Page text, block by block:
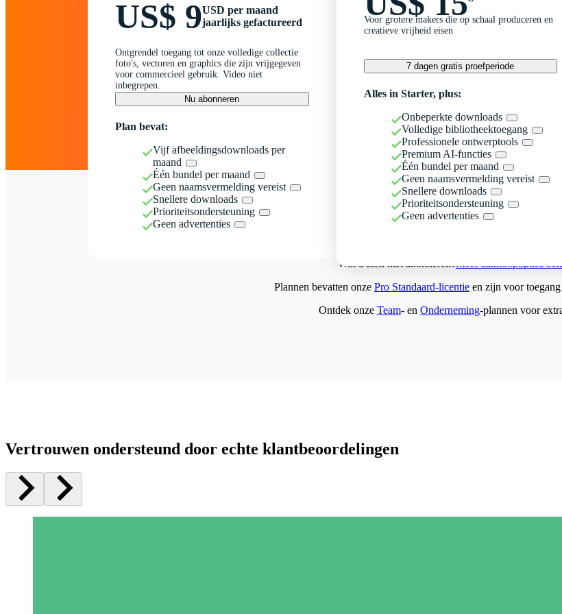
US$ 9USD per maand
jaarlijks gefactureerd
Ontgrendel toegang tot onze volledige collectie
foto's, vectoren en graphics die zijn vrijgegeven
voor commercieel gebruik. Video niet
inbegrepen.
Nu abonneren
Plan bevat:
Vijf afbeeldingsdownloads per
maand
Één bundel per maand
Geen naamsvermelding vereist
Snellere downloads
Prioriteitsondersteuning
Geen advertenties
Voor grotere makers die op schaal produceren en
creatieve vrijheid eisen
7 dagen gratis proefperiode
Alles in Starter, plus:
Onbeperkte downloads
Volledige bibliotheektoegang
Professionele ontwerptools
Premium AI-functies
Één bundel per maand
Geen naamsvermelding vereist
Snellere downloads
Prioriteitsondersteuning
Geen advertenties
Wilt u zich niet abonneren?Meer aankoopopties
Plannen bevatten onze Pro Standaard-licentie en zijn voor
Ontdek onze Team- en Onderneming-plannen voor
Vertrouwen ondersteund door echte klantbeoordelingen